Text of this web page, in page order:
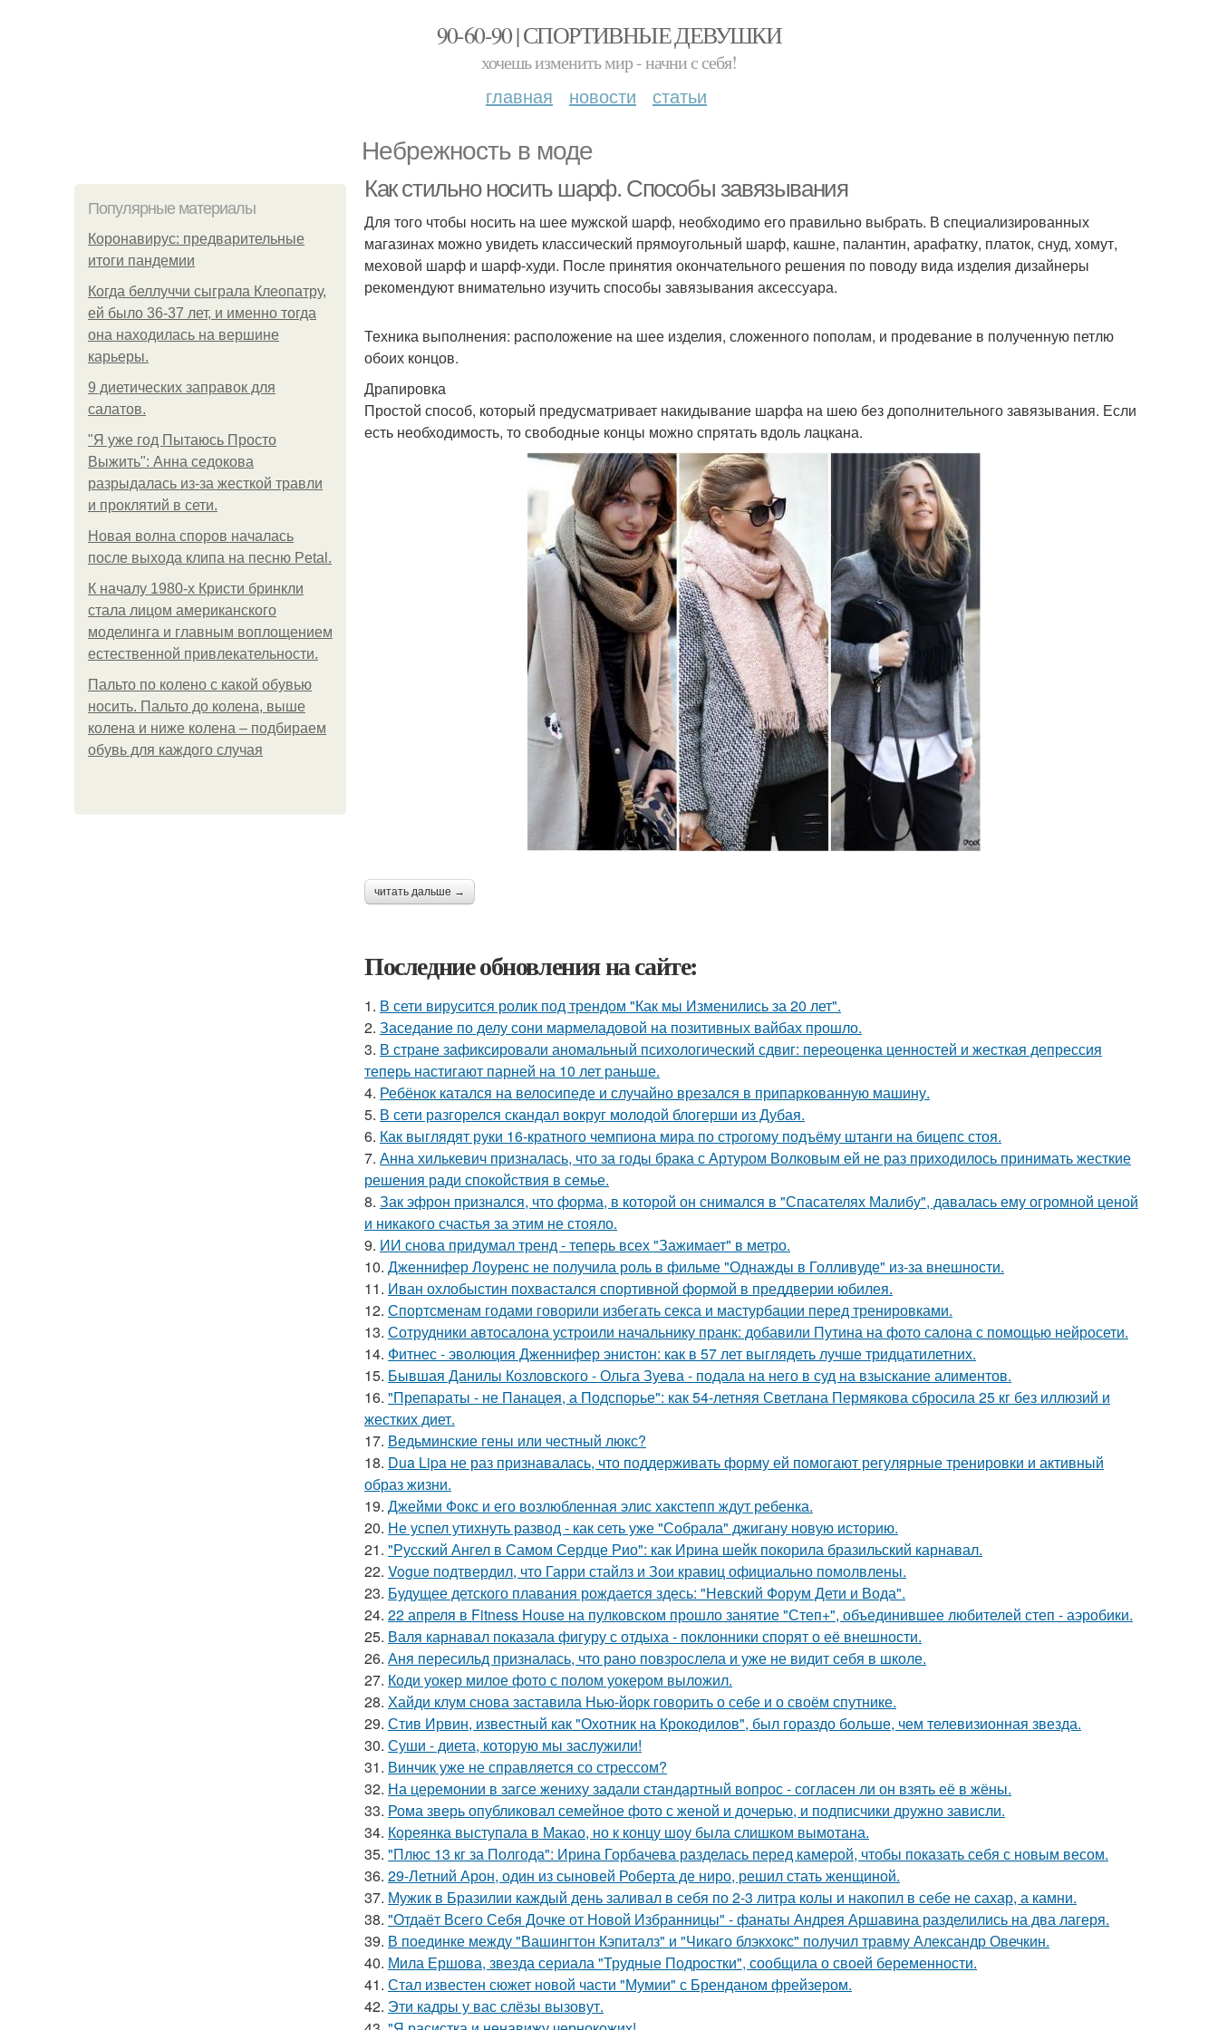
90-60-90 | СПОРТИВНЫЕ ДЕВУШКИ
хочешь изменить мир - начни с себя!
главная новости статьи
Небрежность в моде
Популярные материалы
Коронавирус: предварительные
итоги пандемии
Когда беллуччи сыграла Клеопатру,
ей было 36-37 лет, и именно тогда
она находилась на вершине
карьеры.
9 диетических заправок для
салатов.
"Я уже год Пытаюсь Просто
Выжить": Анна седокова
разрыдалась из-за жесткой травли
и проклятий в сети.
Новая волна споров началась
после выхода клипа на песню Petal.
К началу 1980-х Кристи бринкли
стала лицом американского
моделинга и главным воплощением
естественной привлекательности.
Пальто по колено с какой обувью
носить. Пальто до колена, выше
колена и ниже колена – подбираем
обувь для каждого случая
Как стильно носить шарф. Способы завязывания
Для того чтобы носить на шее мужской шарф, необходимо его правильно выбрать. В специализированных
магазинах можно увидеть классический прямоугольный шарф, кашне, палантин, арафатку, платок, снуд, хомут,
меховой шарф и шарф-худи. После принятия окончательного решения по поводу вида изделия дизайнеры
рекомендуют внимательно изучить способы завязывания аксессуара.
Техника выполнения: расположение на шее изделия, сложенного пополам, и продевание в полученную петлю
обоих концов.
Драпировка
Простой способ, который предусматривает накидывание шарфа на шею без дополнительного завязывания. Если
есть необходимость, то свободные концы можно спрятать вдоль лацкана.
читать дальше →
Последние обновления на сайте:
1. В сети вирусится ролик под трендом "Как мы Изменились за 20 лет".
2. Заседание по делу сони мармеладовой на позитивных вайбах прошло.
3. В стране зафиксировали аномальный психологический сдвиг: переоценка ценностей и жесткая депрессия
теперь настигают парней на 10 лет раньше.
4. Ребёнок катался на велосипеде и случайно врезался в припаркованную машину.
5. В сети разгорелся скандал вокруг молодой блогерши из Дубая.
6. Как выглядят руки 16-кратного чемпиона мира по строгому подъёму штанги на бицепс стоя.
7. Анна хилькевич призналась, что за годы брака с Артуром Волковым ей не раз приходилось принимать жесткие
решения ради спокойствия в семье.
8. Зак эфрон признался, что форма, в которой он снимался в "Спасателях Малибу", давалась ему огромной ценой
и никакого счастья за этим не стояло.
9. ИИ снова придумал тренд - теперь всех "Зажимает" в метро.
10. Дженнифер Лоуренс не получила роль в фильме "Однажды в Голливуде" из-за внешности.
11. Иван охлобыстин похвастался спортивной формой в преддверии юбилея.
12. Спортсменам годами говорили избегать секса и мастурбации перед тренировками.
13. Сотрудники автосалона устроили начальнику пранк: добавили Путина на фото салона с помощью нейросети.
14. Фитнес - эволюция Дженнифер энистон: как в 57 лет выглядеть лучше тридцатилетних.
15. Бывшая Данилы Козловского - Ольга Зуева - подала на него в суд на взыскание алиментов.
16. "Препараты - не Панацея, а Подспорье": как 54-летняя Светлана Пермякова сбросила 25 кг без иллюзий и
жестких диет.
17. Ведьминские гены или честный люкс?
18. Dua Lipa не раз признавалась, что поддерживать форму ей помогают регулярные тренировки и активный
образ жизни.
19. Джейми Фокс и его возлюбленная элис хакстепп ждут ребенка.
20. Не успел утихнуть развод - как сеть уже "Собрала" джигану новую историю.
21. "Русский Ангел в Самом Сердце Рио": как Ирина шейк покорила бразильский карнавал.
22. Vogue подтвердил, что Гарри стайлз и Зои кравиц официально помолвлены.
23. Будущее детского плавания рождается здесь: "Невский Форум Дети и Вода".
24. 22 апреля в Fitness House на пулковском прошло занятие "Степ+", объединившее любителей степ - аэробики.
25. Валя карнавал показала фигуру с отдыха - поклонники спорят о её внешности.
26. Аня пересильд призналась, что рано повзрослела и уже не видит себя в школе.
27. Коди уокер милое фото с полом уокером выложил.
28. Хайди клум снова заставила Нью-йорк говорить о себе и о своём спутнике.
29. Стив Ирвин, известный как "Охотник на Крокодилов", был гораздо больше, чем телевизионная звезда.
30. Суши - диета, которую мы заслужили!
31. Винчик уже не справляется со стрессом?
32. На церемонии в загсе жениху задали стандартный вопрос - согласен ли он взять её в жёны.
33. Рома зверь опубликовал семейное фото с женой и дочерью, и подписчики дружно зависли.
34. Кореянка выступала в Макао, но к концу шоу была слишком вымотана.
35. "Плюс 13 кг за Полгода": Ирина Горбачева разделась перед камерой, чтобы показать себя с новым весом.
36. 29-Летний Арон, один из сыновей Роберта де ниро, решил стать женщиной.
37. Мужик в Бразилии каждый день заливал в себя по 2-3 литра колы и накопил в себе не сахар, а камни.
38. "Отдаёт Всего Себя Дочке от Новой Избранницы" - фанаты Андрея Аршавина разделились на два лагеря.
39. В поединке между "Вашингтон Кэпиталз" и "Чикаго блэкхокс" получил травму Александр Овечкин.
40. Мила Ершова, звезда сериала "Трудные Подростки", сообщила о своей беременности.
41. Стал известен сюжет новой части "Мумии" с Бренданом фрейзером.
42. Эти кадры у вас слёзы вызовут.